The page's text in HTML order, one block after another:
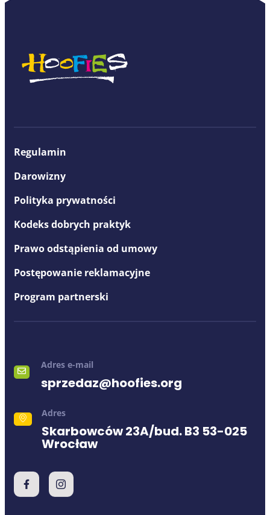
Regulamin
Darowizny
Polityka prywatności
Kodeks dobrych praktyk
Prawo odstąpienia od umowy
Postępowanie reklamacyjne
Program partnerski
Adres e-mail
sprzedaz@hoofies.org
Adres
Skarbowców 23A/bud. B3 53-025
Wrocław